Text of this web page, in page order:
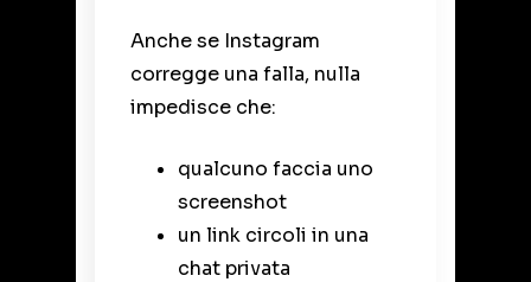
Anche se Instagram
corregge una falla, nulla
impedisce che:
qualcuno faccia uno
screenshot
un link circoli in una
chat privata